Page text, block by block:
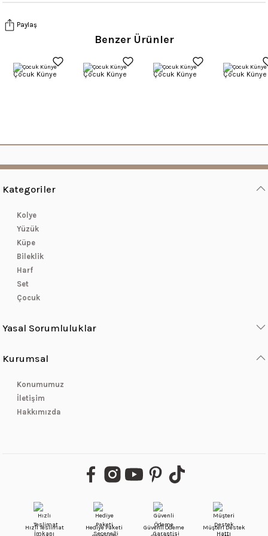
Paylaş
Benzer Ürünler
Çocuk Künye Çocuk Künye Çocuk Künye Çocuk Künye
Kategoriler
Kolye
Yüzük
Küpe
Bileklik
Harf
Set
Çocuk
Yasal Sorumluluklar
Kurumsal
Konumumuz
İletişim
Hakkımızda
Hızlı Teslimat
Hediye Paketi
Güvenli Ödeme
Müşteri Destek